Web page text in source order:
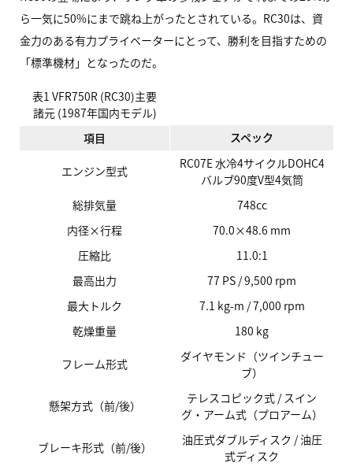
ら一気に50%にまで跳ね上がったとされている。RC30は、資
金力のある有力プライベーターにとって、勝利を目指すための
「標準機材」となったのだ。
表1 VFR750R (RC30)主要
諸元 (1987年国内モデル)
項目
スペック
エンジン型式 RC07E水冷4サイクルDOHC4
バルブ90度V型4気筒
総排気量
748cc
内径×行程
70.0×48.6 mm
圧縮比
11.0:1
最高出力
77 PS / 9,500 rpm
最大トルク
7.1 kg-m / 7,000 rpm
乾燥重量
180 kg
フレーム形式
ダイヤモンド（ツインチュー
ブ）
懸架方式（前/後）
テレスコピック式 / スイン
グ・アーム式（プロアーム）
ブレーキ形式（前/後）
油圧式ダブルディスク / 油圧
式ディスク